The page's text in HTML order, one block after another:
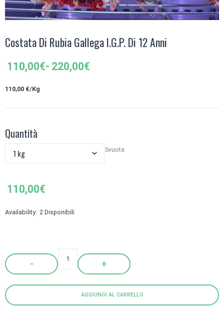
Costata Di Rubia Gallega I.G.P. Di 12 Anni
110,00€- 220,00€
Fascia
prezzo:
220,00€
110,00 €/Kg
Quantità
Svuota
110,00€
Availability: 2 Disponibili
Quantity
AGGIUNGI AL CARRELLO